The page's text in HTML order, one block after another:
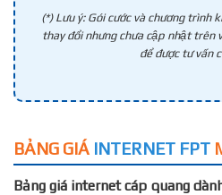
(*) Lưu ý: Gói cước và chương trình
thay đổi nhưng chưa cập nhật trên
để được tư vấn
BẢNG GIÁ INTERNET FPT
Bảng giá internet cáp quang